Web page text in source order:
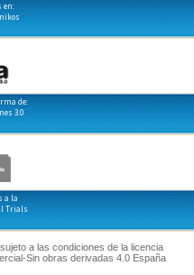
en:
de:
3.0
a la
Trials
a las condiciones de la licencia
Sin obras derivadas 4.0 España